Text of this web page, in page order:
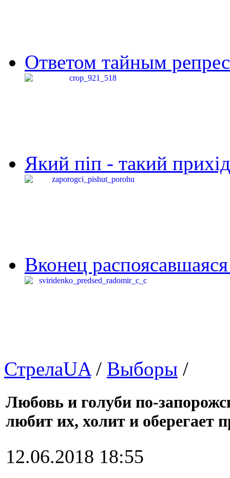
Ответом тайным
Який піп - такий
Вконец
СтрелаUA/ Выборы /
Любовь и голуби по-
любит их, холит и оберегает
12.06.2018 18:55